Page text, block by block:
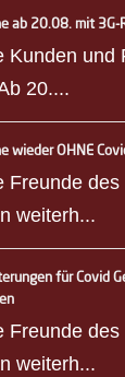
ab 20.08. mit 3G-
Kunden und
20....
wieder OHNE
Freunde
weiterh...
für Covid
Freunde
weiterh...